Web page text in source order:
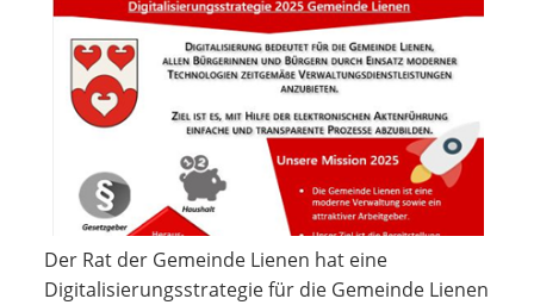
Der Rat der Gemeinde Lienen hat eine
Digitalisierungsstrategie für die Gemeinde Lienen